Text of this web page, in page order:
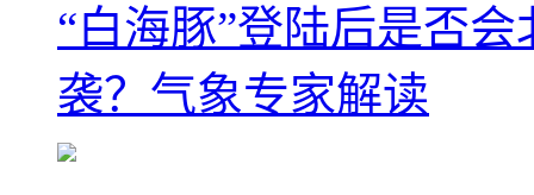
“白海豚”登陆后是否
袭？气象专家解读